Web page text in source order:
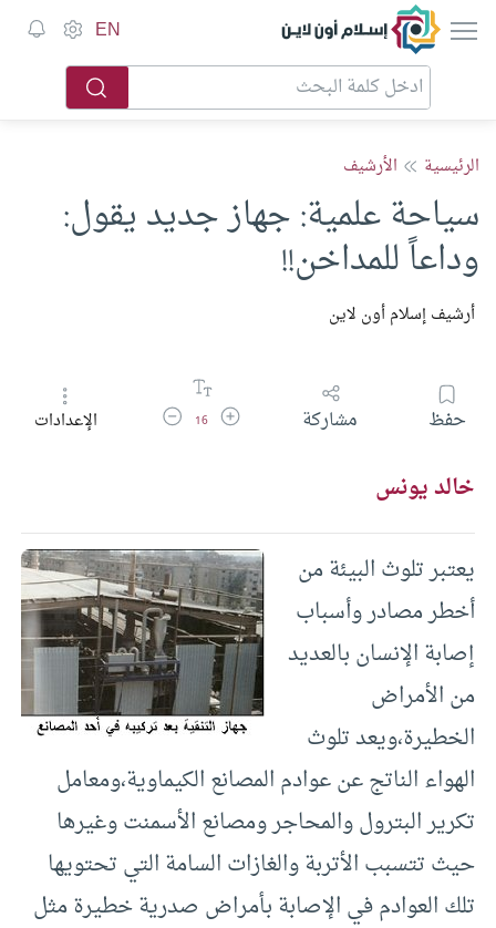
إسلام أون لاين EN
الرئيسية الأرشيف
سياحة علمية: جهاز جديد يقول:
وداعاً للمداخن!!
أرشيف إسلام أون لاين
حفظ مشاركة زيادة حجم الخط
16 تقليل حجم الخطالإعدادات
خالد يونس
يعتبر تلوث البيئة من
أخطر مصادر وأسباب
إصابة الإنسان بالعديد
من الأمراض
الخطيرة،ويعد تلوث
الهواء الناتج عن عوادم المصانع الكيماوية،ومعامل
تكرير البترول والمحاجر ومصانع الأسمنت وغيرها
حيث تتسبب الأتربة والغازات السامة التي تحتويها
تلك العوادم في الإصابة بأمراض صدرية خطيرة مثل